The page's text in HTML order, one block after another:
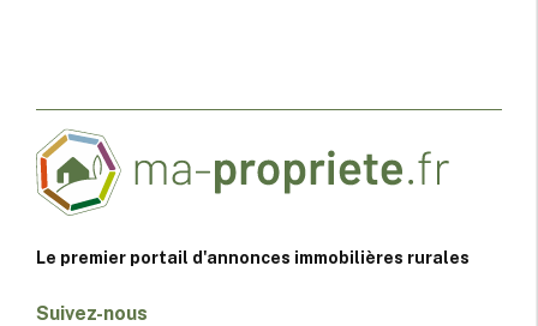
Le premier portail d'annonces immobilières rurales
Suivez-nous